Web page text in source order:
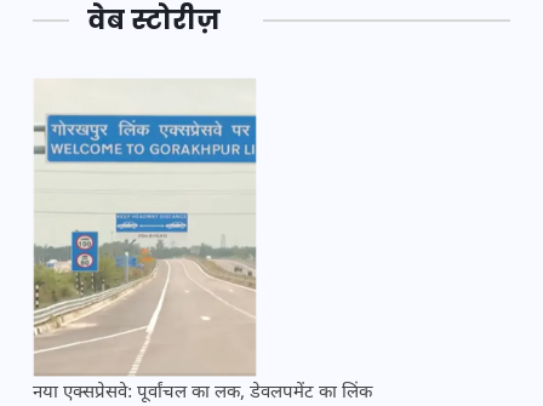
वेब स्टोरीज़
नया एक्सप्रेसवे: पूर्वांचल का लक, डेवलपमेंट का लिंक